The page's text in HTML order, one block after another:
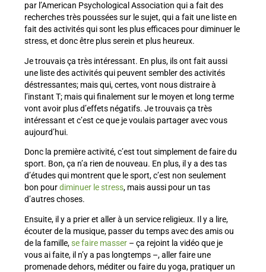
par l’American Psychological Association qui a fait des
recherches très poussées sur le sujet, qui a fait une liste en
fait des activités qui sont les plus efficaces pour diminuer le
stress, et donc être plus serein et plus heureux.
Je trouvais ça très intéressant. En plus, ils ont fait aussi
une liste des activités qui peuvent sembler des activités
déstressantes; mais qui, certes, vont nous distraire à
l’instant T; mais qui finalement sur le moyen et long terme
vont avoir plus d’effets négatifs. Je trouvais ça très
intéressant et c’est ce que je voulais partager avec vous
aujourd’hui.
Donc la première activité, c’est tout simplement de faire du
sport. Bon, ça n’a rien de nouveau. En plus, il y a des tas
d’études qui montrent que le sport, c’est non seulement
bon pourdiminuer le stress, mais aussi pour un tas
d’autres choses.
Ensuite, il y a prier et aller à un service religieux. Il y a lire,
écouter de la musique, passer du temps avec des amis ou
de la famille,se faire masser– ça rejoint la vidéo que je
vous ai faite, il n’y a pas longtemps –, aller faire une
promenade dehors, méditer ou faire du yoga, pratiquer un